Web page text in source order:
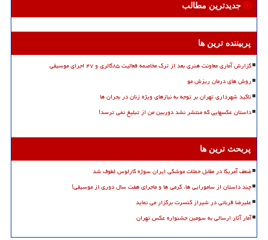
جدیدترین مطالب
پربیننده ترین ها
گزارش آماری معاونت هنری بعد از ترک مخاصمه فعالیت ۸۵گالری و ۴۷ اجرای موسیقی
روش های درمان ریزش مو
تاکید شهرداری تهران بر توجه به نیازهای ویژه زنان در بحران ها
داستان عکسهایی که منتشر نشد دوربین من از تبلیغ نمی ترسد!
پربحث ترین ها
ضعف آمریکا در مقابل حملات موشکی ایران سوژه کارلوس لطوف شد
چند داستان از سامورایی ها، گرمی ها و ماجرای هفت سال دوری از موسیقی!
علیرضا قربانی در شیراز کنسرت برگزار می نماید
آمار آثار ارسالی به سومین جشنواره عکس تهران